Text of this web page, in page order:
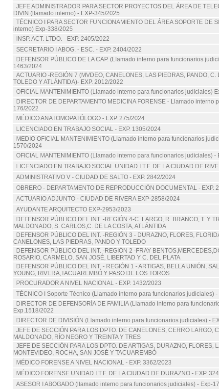
JEFE ADMINISTRADOR PARA SECTOR PROYECTOS DEL ÁREA DE
DIVIN (llamado interno) - EXP-345/2025
TÉCNICO I PARA SECTOR FUNCIONAMIENTO DEL ÁREA SOPORTE DE
interno) Exp-338/2025
INSP. ACT. LTDO. - EXP. 2405/2022
SECRETARIO I ABOG. - ESC. - EXP. 2404/2022
DEFENSOR PÚBLICO DE LA CAP. (Llamado interno para funcionarios
1463/2024
ACTUARIO -REGIÓN 7 (MVDEO, CANELONES, LAS PIEDRAS, PANDO, C.
TOLEDO Y ATLÁNTIDA)- EXP. 2012/2022
OFICIAL MANTENIMIENTO (Llamado interno para funcionarios judiciales)
DIRECTOR DE DEPARTAMENTO MEDICINA FORENSE - Llamado interno
176/2022
MÉDICO ANATOMOPATÓLOGO - EXP. 275/2024
LICENCIADO EN TRABAJO SOCIAL - EXP. 1305/2024
MEDIO OFICIAL MANTENIMIENTO (Llamado interno para funcionarios
1570/2024
OFICIAL MANTENIMIENTO (Llamado interno para funcionarios judiciales) -
LICENCIADO EN TRABAJO SOCIAL UNIDAD I.T.F. DE LA CIUDAD DE
ADMINISTRATIVO V - CIUDAD DE SALTO - EXP. 2842/2024
OBRERO - DEPARTAMENTO DE REPRODUCCIÓN DOCUMENTAL - EXP.
ACTUARIO ADJUNTO - CIUDAD DE RIVERA EXP-2858/2024
AYUDANTE ARQUITECTO EXP-2953/2023
DEFENSOR PÚBLICO DEL INT. -REGIÓN 4-C. LARGO, R. BRANCO, T. Y
MALDONADO, S. CARLOS,C. DE LA COSTA, ATLÁNTIDA
DEFENSOR PÚBLICO DEL INT. -REGIÓN 3 - DURAZNO, FLORES,
CANELONES, LAS PIEDRAS, PANDO Y TOLEDO
DEFENSOR PÚBLICO DEL INT. -REGIÓN 2 -FRAY
ROSARIO, CARMELO, SAN JOSÉ, LIBERTAD Y C. DEL PLATA
DEFENSOR PÚBLICO DEL INT. - REGIÓN 1 - ARTIGAS, BELLA UNIÓN,
YOUNG, RIVERA,TACUAREMBÓ Y PASO DE LOS TOROS
PROCURADOR A NIVEL NACIONAL - EXP. 1432/2023
TÉCNICO I Soporte Técnico (Llamado interno para funcionarios judiciales) -
DIRECTOR DE DEFENSORÍA DE FAMILIA (Llamado interno para
Exp.1518/2022
DIRECTOR DE DIVISIÓN (Llamado interno para funcionarios judiciales) -
JEFE DE SECCIÓN PARA LOS DPTO. DE CANELONES, CERRO LARGO,
MALDONADO, RÍO NEGRO Y TREINTA Y TRES
JEFE DE SECCIÓN PARA LOS DPTO. DE ARTIGAS, DURAZNO, FLORES,
MONTEVIDEO, ROCHA, SAN JOSÉ Y TACUAREMBÓ
MÉDICO FORENSE A NIVEL NACIONAL - EXP. 3362/2023
MÉDICO FORENSE UNIDAD I.T.F. DE LA CIUDAD DE DURAZNO - EXP.
ASESOR I ABOGADO (llamado interno para funcionarios judiciales) - Exp-